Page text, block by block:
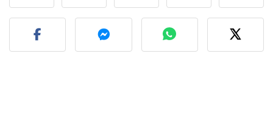
Publicar la foto de esta